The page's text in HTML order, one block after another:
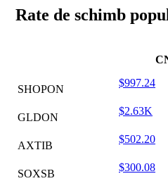
Rate de schimb
SHOPON
$997.24
GLDON
$2.63K
AXTIB
$502.20
SOXSB
$300.08